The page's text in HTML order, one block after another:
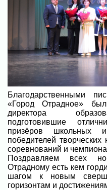
Благодарственными
«Город Отрадное»
директора
подготовившие
призёров школьных
победителей творческих
соревнований и
Поздравляем всех
Отрадному есть кем
шагом к новым
горизонтам и